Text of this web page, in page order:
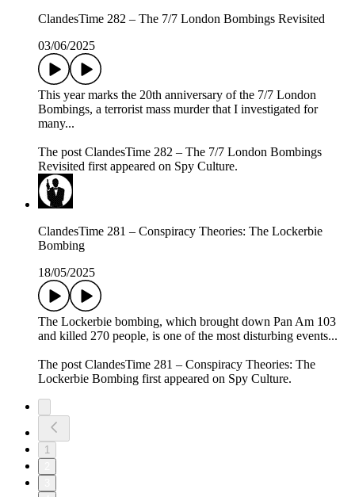
ClandesTime 282 – The 7/7 London Bombings Revisited
03/06/2025
This year marks the 20th anniversary of the 7/7 London
Bombings, a terrorist mass murder that I investigated for
many...
The post ClandesTime 282 – The 7/7 London Bombings
Revisited first appeared on Spy Culture.
ClandesTime 281 – Conspiracy Theories: The Lockerbie
Bombing
18/05/2025
The Lockerbie bombing, which brought down Pan Am 103
and killed 270 people, is one of the most disturbing events...
The post ClandesTime 281 – Conspiracy Theories: The
Lockerbie Bombing first appeared on Spy Culture.
1